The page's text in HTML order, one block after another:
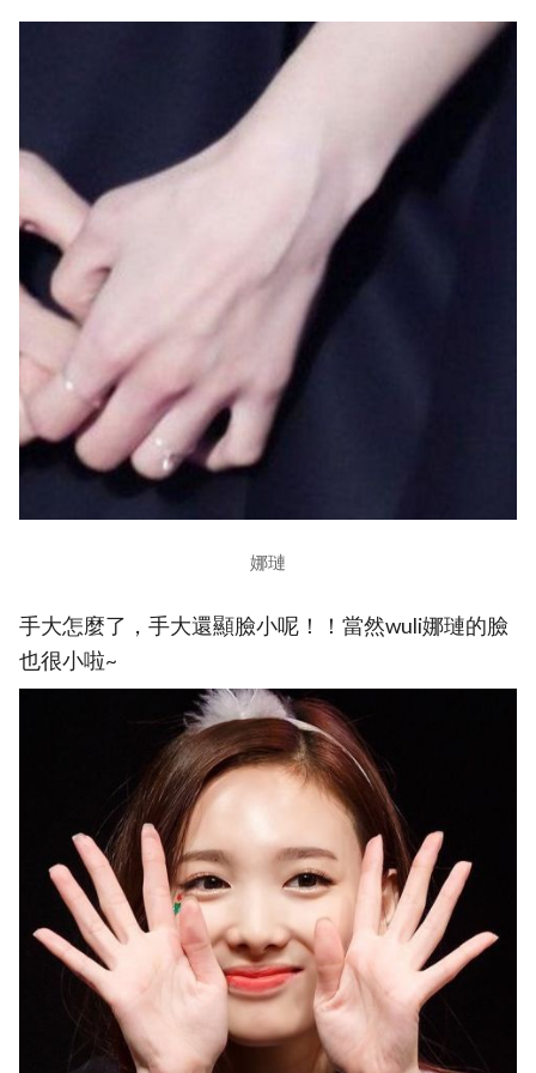
娜璉
手大怎麼了，手大還顯臉小呢！！當然wuli娜璉的臉
也很小啦~